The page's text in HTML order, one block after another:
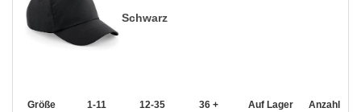
Schwarz
Größe 1-11 12-35 36 + Auf Lager Anzahl